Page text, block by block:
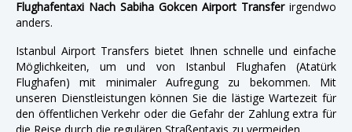
Flughafentaxi Nach Sabiha Gokcen Airport Transferirgendwo
anders.
Istanbul Airport Transfers bietet Ihnen schnelle und einfache
Möglichkeiten, um und von Istanbul Flughafen (Atatürk
Flughafen) mit minimaler Aufregung zu bekommen. Mit
unseren Dienstleistungen können Sie die lästige Wartezeit für
den öffentlichen Verkehr oder die Gefahr der Zahlung extra für